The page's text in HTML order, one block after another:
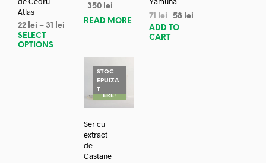
Atlas
22 lei – 31
lei
SELECT
OPTIONS
350 lei
READ MORE
71lei 58 lei
ADD TO
CART
STOC
EPUIZA
TREDUC
ERE!
Ser cu
extract
de
Castane